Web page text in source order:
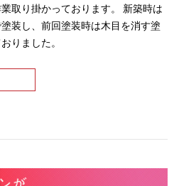
取り掛かっております。 新築時は
装し、前回塗装時は木目を消す塗
りました。